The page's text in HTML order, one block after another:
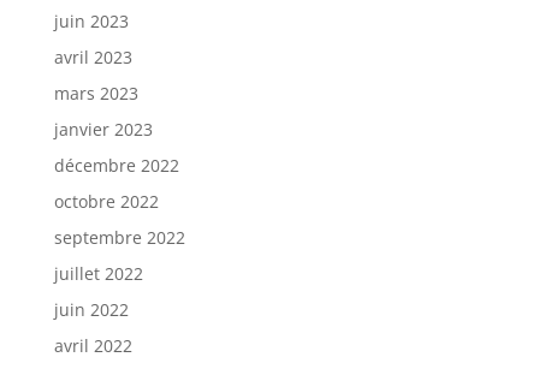
juin 2023
avril 2023
mars 2023
janvier 2023
décembre 2022
octobre 2022
septembre 2022
juillet 2022
juin 2022
avril 2022